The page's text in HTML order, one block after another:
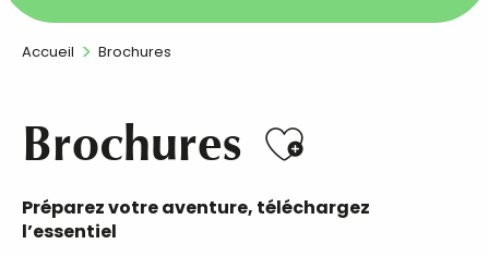
Accueil Brochures
Brochures Ajouter
Préparez votre aventure, téléchargez
l’essentiel